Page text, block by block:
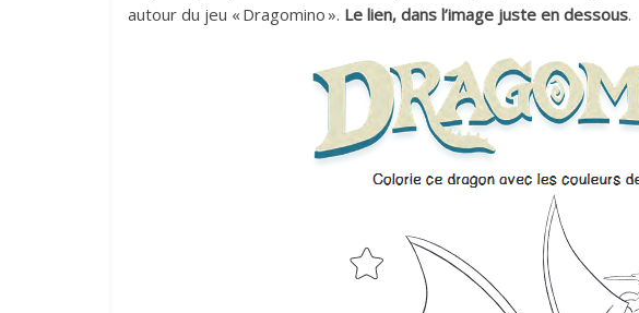
autour du jeu « Dragomino ». Le lien, dans l’image juste en dessous.